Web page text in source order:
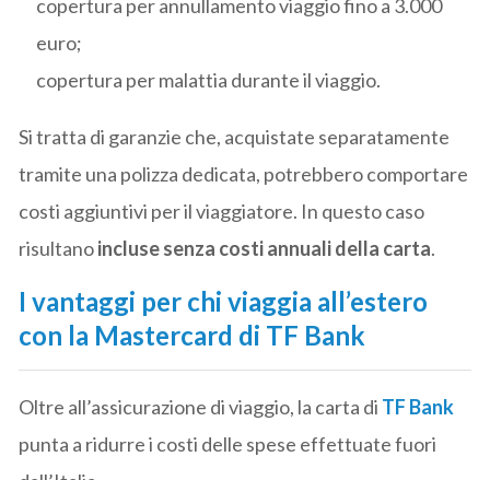
copertura per annullamento viaggio fino a 3.000
euro;
copertura per malattia durante il viaggio.
Si tratta di garanzie che, acquistate separatamente
tramite una polizza dedicata, potrebbero comportare
costi aggiuntivi per il viaggiatore. In questo caso
risultanoincluse senza costi annuali della carta.
I vantaggi per chi viaggia all’estero
con la Mastercard di TF Bank
Oltre all’assicurazione di viaggio, la carta di TF Bank
punta a ridurre i costi delle spese effettuate fuori